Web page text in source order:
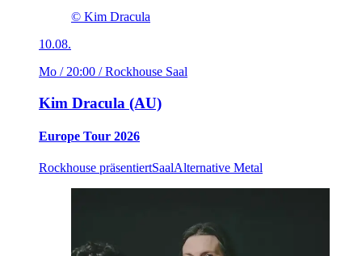
© Kim Dracula
10.08.
Mo / 20:00 / Rockhouse Saal
Kim Dracula (AU)
Europe Tour 2026
Rockhouse präsentiertSaalAlternative Metal